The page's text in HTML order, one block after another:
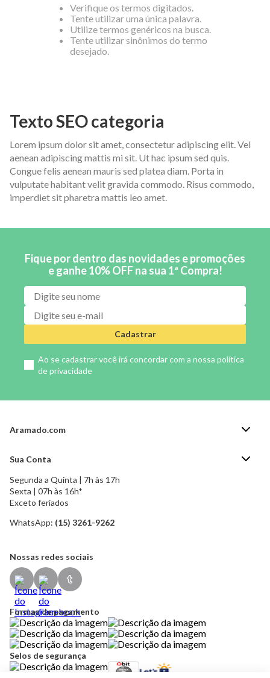
Verifique os termos digitados.
Tente utilizar uma única palavra.
Utilize termos genéricos na busca.
Tente utilizar sinônimos do termo
desejado.
Texto SEO categoria
Lorem ipsum dolor sit amet, consectetur adipiscing elit. Vel
aenean adipiscing mattis mi sit. Ut hac ipsum sed quis.
Congue felis aenean mauris sed platea diam. Porta in
vulputate habitant velit gravida commodo. Risus commodo,
imperdiet sit pharetra mattis leo amet.
Fique por dentro das novidades e promoções
e ganhe 10% OFF na sua 1ª Compra!
Cadastrar
Ao se cadastrar você irá concordar com a nossa política
de privacidade
Aramado.com
Blog Aramado.com
Política de Privacidade
Política de Troca e Devolução
Política de Frete Grátis
Sua Conta
Minha Conta
Meus pedidos
Segunda a Quinta | 7h às 17h
Sexta | 07h às 16h*
Exceto feriados
WhatsApp: (15) 3261-9262
Nossas redes sociais
Formas de pagamento
Selos de segurança